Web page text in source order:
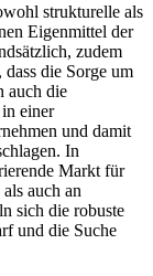
strukturelle als
Eigenmittel der
zudem
die Sorge um
auch die
einer
und damit
In
Markt für
auch an
sich die robuste
und die Suche